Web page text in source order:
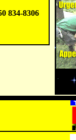
834-8306